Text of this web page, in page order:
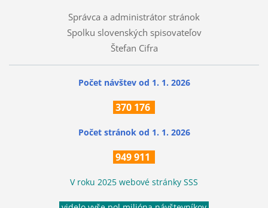
Správca a administrátor stránok
Spolku slovenských spisovateľov
Štefan Cifra
Počet návštev od 1. 1. 2026
370 176
Počet stránok od 1. 1. 2026
949 911
V roku 2025 webové stránky SSS